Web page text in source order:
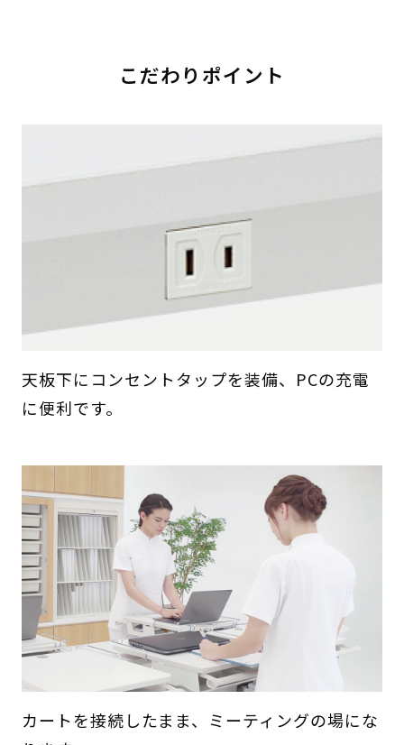
こだわりポイント
天板下にコンセントタップを装備、PCの充電
に便利です。
カートを接続したまま、ミーティングの場にな